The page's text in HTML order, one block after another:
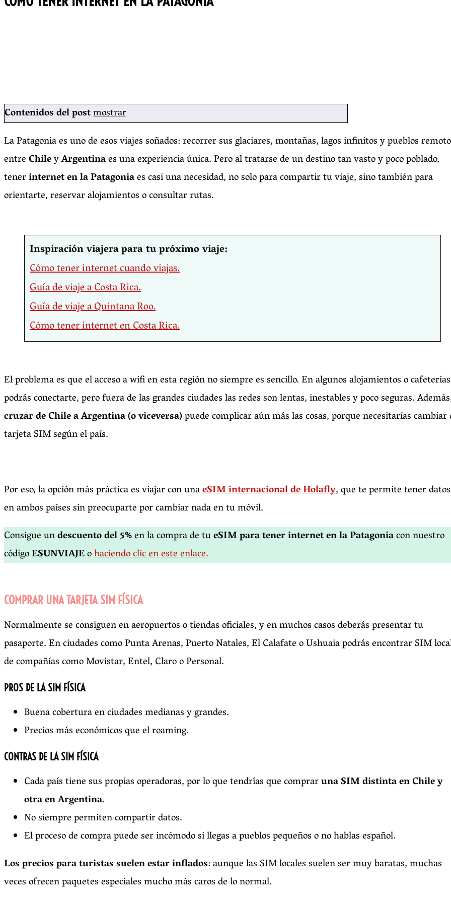
Contenidos del postmostrar
La Patagonia es uno de esos viajes soñados: recorrer sus glaciares, montañas, lagos infinitos y pueblos
entreChileyArgentinaes una experiencia única. Pero al tratarse de un destino tan vasto y poco poblado,
tenerinternet en la Patagoniaes casi una necesidad, no solo para compartir tu viaje, sino también para
orientarte, reservar alojamientos o consultar rutas.
Inspiración viajerapara tu próximo viaje:
Cómo tener internet cuando viajas.
Guía de viaje a Costa Rica.
Guía de viaje a Quintana Roo.
Cómo tener internet en Costa Rica.
El problema es que el acceso a wifi en esta región no siempre es sencillo. En algunos alojamientos o cafeterías
podrás conectarte, pero fuera de las grandes ciudades las redes son lentas, inestables y poco seguras.
cruzar de Chile a Argentina (o viceversa)puede complicar aún más las cosas, porque necesitarías cambiar
tarjeta SIM según el país.
Por eso, la opción más práctica es viajar con unaeSIM internacional de Holafly, que te permite tener datos
en ambos países sin preocuparte por cambiar nada en tu móvil.
Consigue undescuento del 5%en la compra de tueSIM para tener internet en la Patagoniacon nuestro
códigoESUNVIAJEohaciendo clic en este enlace.
COMPRAR UNA TARJETA SIM FÍSICA
Normalmente se consiguen en aeropuertos o tiendas oficiales, y en muchos casos deberás presentar tu
pasaporte. En ciudades como Punta Arenas, Puerto Natales, El Calafate o Ushuaia podrás encontrar SIM
de compañías como Movistar, Entel, Claro o Personal.
PROS DE LA SIM FÍSICA
Buena cobertura en ciudades medianas y grandes.
Precios más económicos que el roaming.
CONTRAS DE LA SIM FÍSICA
Cada país tiene sus propias operadoras, por lo que tendrías que compraruna SIM distinta en Chile y
otra en Argentina.
No siempre permiten compartir datos.
El proceso de compra puede ser incómodo si llegas a pueblos pequeños o no hablas español.
Los precios para turistas suelen estar inflados: aunque las SIM locales suelen ser muy baratas, muchas
veces ofrecen paquetes especiales mucho más caros de lo normal.